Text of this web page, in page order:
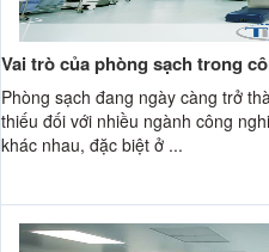
Vai trò của phòng sạch trong
Phòng sạch đang ngày càng trở
thiếu đối với nhiều ngành công
khác nhau, đặc biệt ở ...